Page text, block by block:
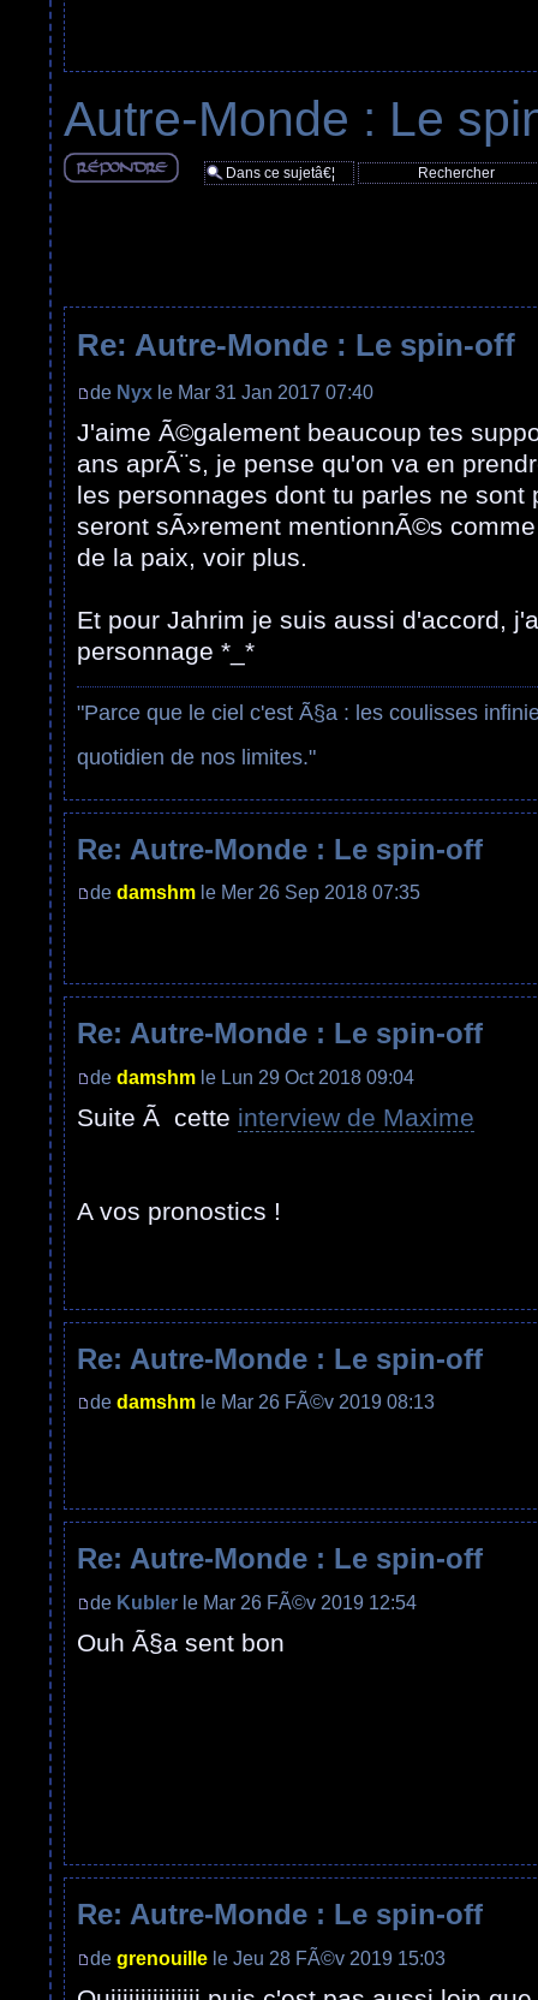
Autre-Monde : Le
Re: Autre-Monde : Le spin-off
de Nyxle Mar 31 Jan 2017 07:40
J'aime Ã©galement beaucoup tes
ans aprÃ¨s, je pense qu'on va en
les personnages dont tu parles ne sont
seront sÃ»rement mentionnÃ©s
de la paix, voir plus.
Et pour Jahrim je suis aussi d'accord,
personnage *_*
"Parce que le ciel c'est Ã§a : les coulisses
quotidien de nos limites."
Re: Autre-Monde : Le spin-off
de damshmle Mer 26 Sep 2018 07:35
Re: Autre-Monde : Le spin-off
de damshmle Lun 29 Oct 2018 09:04
Suite Ã cette interview de Maxime
A vos pronostics !
Re: Autre-Monde : Le spin-off
de damshmle Mar 26 FÃ©v 2019 08:13
Re: Autre-Monde : Le spin-off
de Kublerle Mar 26 FÃ©v 2019 12:54
Ouh Ã§a sent bon
Re: Autre-Monde : Le spin-off
de grenouillele Jeu 28 FÃ©v 2019 15:03